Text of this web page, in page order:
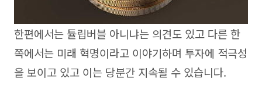
한편에서는 튤립버블 아니냐는 의견도 있고 다른 한
쪽에서는 미래 혁명이라고 이야기하며 투자에 적극성
을 보이고 있고 이는 당분간 지속될 수 있습니다.